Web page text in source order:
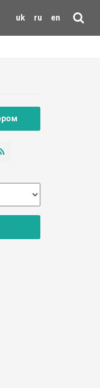
uk ru en